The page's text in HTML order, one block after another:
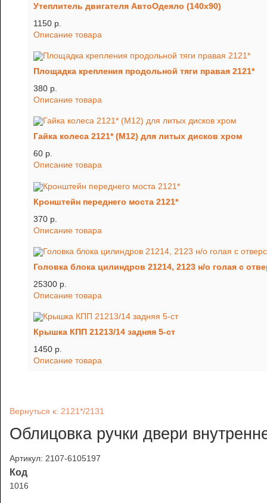
Утеплитель двигателя АвтоОдеяло (140х90)
1150 p.
Описание товара
Площадка крепления продольной тяги правая 2121*
380 p.
Описание товара
Гайка колеса 2121* (М12) для литых дисков хром
60 p.
Описание товара
Кронштейн переднего моста 2121*
370 p.
Описание товара
Головка блока цилиндров 21214, 2123 н/о голая с
25300 p.
Описание товара
Крышка КПП 21213/14 задняя 5-ст
1450 p.
Описание товара
Вернуться к: 2121*/2131
Облицовка ручки двери
Артикул: 2107-6105197
Код
1016